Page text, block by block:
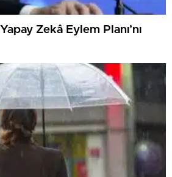
Zekâ Eylem Planı’nı